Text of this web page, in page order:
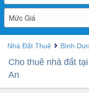
Mức Giá
Nhà Đất Thuê Bình
Cho thuê nhà đất
An